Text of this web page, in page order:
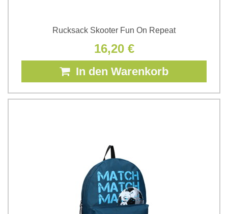
Rucksack Skooter Fun On Repeat
16,20 €
In den Warenkorb